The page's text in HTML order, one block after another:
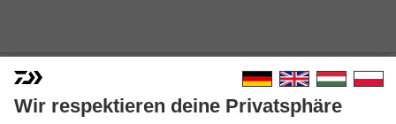
J-THREADS DPLS
Modellausführungen: 3
Wir respektieren deine Privatsphäre